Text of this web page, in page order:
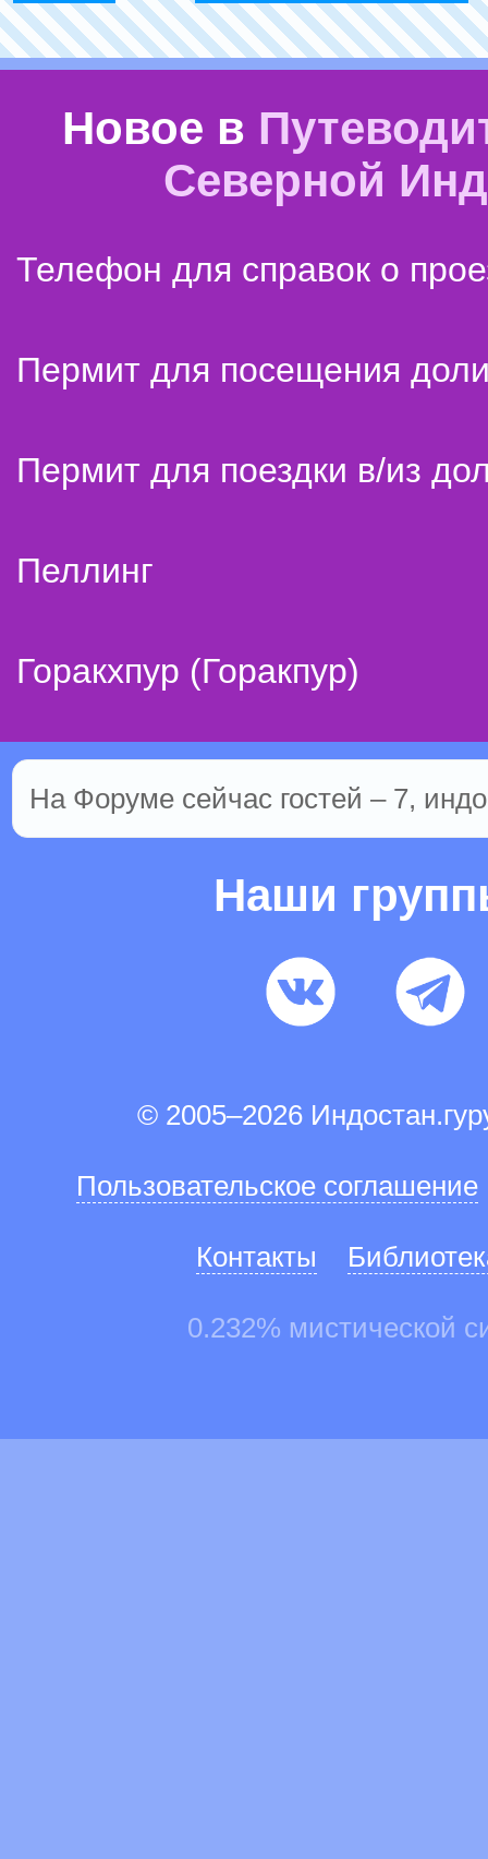
Новое в
Северной
Телефон для справок о
Пермит для посещения
Пермит для поездки в/из
Пеллинг
Горакхпур (Горакпур)
На Форуме сейчас гостей – 7,
Наши
© 2005–2026
Пользовательское соглашение
Контакты
0.232% мистической